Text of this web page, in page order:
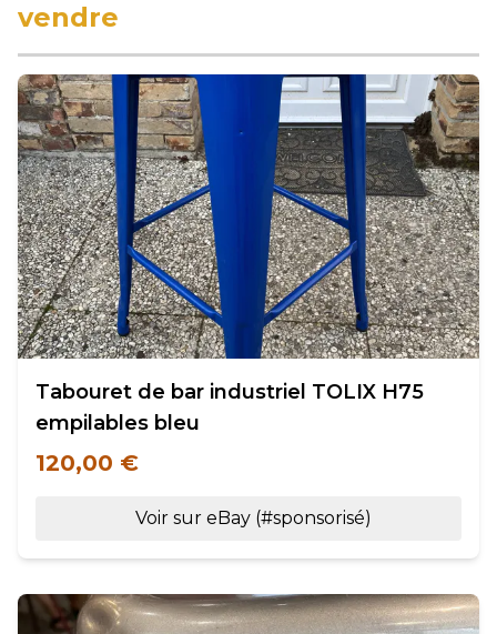
vendre
Tabouret de bar industriel TOLIX H75
empilables bleu
120,00 €
Voir sur eBay (#sponsorisé)